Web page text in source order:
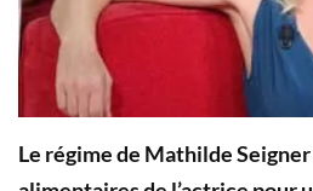
Le régime de Mathilde